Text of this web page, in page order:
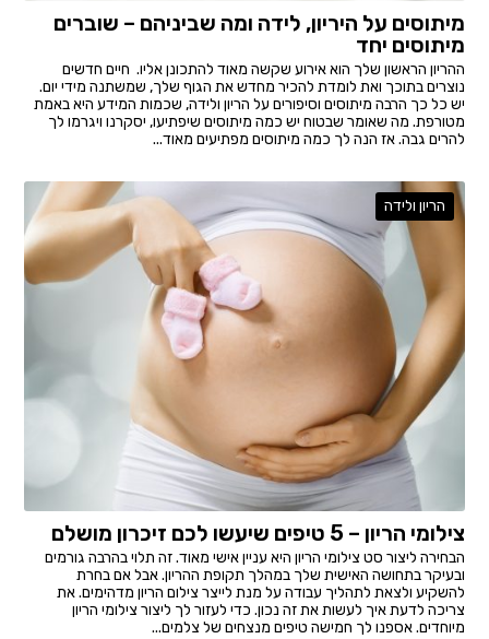
מיתוסים על היריון, לידה ומה שביניהם – שוברים
מיתוסים יחד
ההריון הראשון שלך הוא אירוע שקשה מאוד להתכונן אליו. חיים חדשים
נוצרים בתוכך ואת לומדת להכיר מחדש את הגוף שלך, שמשתנה מידי יום.
יש כל כך הרבה מיתוסים וסיפורים על הריון ולידה, שכמות המידע היא באמת
מטורפת. מה שאומר שבטוח יש כמה מיתוסים שיפתיעו, יסקרנו ויגרמו לך
להרים גבה. אז הנה לך כמה מיתוסים מפתיעים מאוד...
הריון ולידה
צילומי הריון – 5 טיפים שיעשו לכם זיכרון מושלם
הבחירה ליצור סט צילומי הריון היא עניין אישי מאוד. זה תלוי בהרבה גורמים
ובעיקר בתחושה האישית שלך במהלך תקופת ההריון. אבל אם בחרת
להשקיע ולצאת לתהליך עבודה על מנת לייצר צילום הריון מדהימים. את
צריכה לדעת איך לעשות את זה נכון. כדי לעזור לך ליצור צילומי הריון
מיוחדים. אספנו לך חמישה טיפים מנצחים של צלמים...